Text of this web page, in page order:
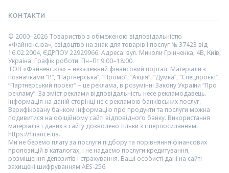
КОНТАКТИ
© 2000–2026 Товариство з обмеженою відповідальністю
«Файненс.юа», свідоцтво на знак для товарів і послуг № 37423 від
16.02.2004, ЄДРПОУ 22929966. Адреса: вул. Миколи Грінченка, 4В, Київ,
Україна. Графік роботи: Пн–Пт 9:00–18:00.
ТОВ «Файненс.юа» – незалежний фінансовий портал. Матеріали з
позначками “Р”, “Партнерська”, “Промо”, “Акція”, “Думка”, “Спецпроєкт”,
“Партнерський проєкт” – це реклама, в розумінні Закону України “Про
рекламу”. За зміст реклами відповідальність несе рекламодавець.
Інформація на даній сторінці не є рекламою банківських послуг.
Верифіковану банком інформацію про продукти та послуги можна
подивитися на офіційному сайті відповідного банку. Використання
матеріалів і даних з сайту дозволено тільки з гіперпосиланням
https://finance.ua.
Ми не беремо плату за послуги підбору та порівняння фінансових
пропозицій в каталогах, і не надаємо послуги кредитування,
розміщення депозитів і страхування. Ваші особисті дані на сайті
захищені шифруванням AES-256.